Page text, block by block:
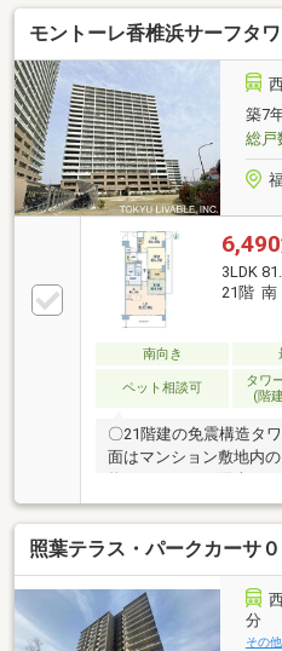
スピーカー有・駐車場1
ト飼育可(細則有)▼設備
乾燥機・1620サイズの
立香椎浜小学校 徒歩5
浜 徒歩3分(約180m)■ ご
します ━━━━━・・・
にお問い合わせください
モントーレ香椎浜サーフタ
築7
総戸
6,490
3LDK
21階 南
南向き
ペット相談可
タワ
(階
〇21階建の免震構造タ
面はマンション敷地内
物がないため、陽当た
のLANケーブルを各居
ュラ（半島）型のカウ
クは食洗機・ディスポ
にセントラル型浄水器
ペット飼育可（管理規
足洗場あり〇駐車場は1
用に敷地内コインパー
照葉テラス・パークカーサ０
分
その